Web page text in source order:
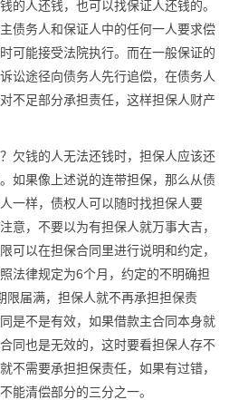
的人还钱，也可以找保证人还钱的。
债务人和保证人中的任何一人要求偿
可能接受法院执行。而在一般保证的
讼途径向债务人先行追偿，在债务人
不足部分承担责任，这样担保人财产
欠钱的人无法还钱时，担保人应该还
如果像上述说的连带担保，那么从债
一样，债权人可以随时找担保人要
意，不要以为有担保人就万事大吉，
可以在担保合同里进行说明和约定，
法律规定为6个月，约定的不明确担
限届满，担保人就不再承担担保责
是不是有效，如果借款主合同本身就
同也是无效的，这时要看担保人存不
不需要承担担保责任，如果有过错，
能清偿部分的三分之一。